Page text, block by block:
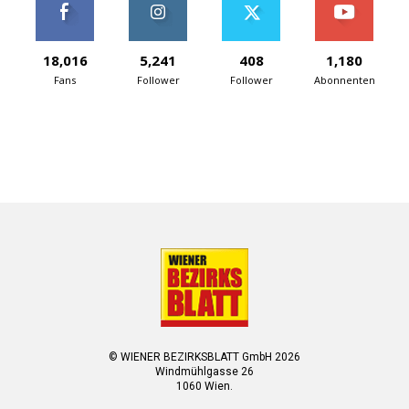
18,016
Fans
5,241
Follower
408
Follower
1,180
Abonnenten
© WIENER BEZIRKSBLATT GmbH 2026
Windmühlgasse 26
1060 Wien.